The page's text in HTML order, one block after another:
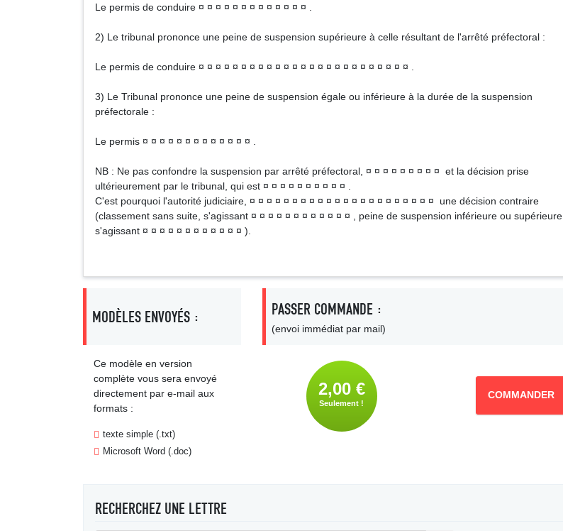
Le permis de conduire ¤ ¤ ¤ ¤ ¤ ¤ ¤ ¤ ¤ ¤ ¤ ¤ ¤ .
2) Le tribunal prononce une peine de suspension supérieure à celle résultant de l'arrêté préfectoral :
Le permis de conduire ¤ ¤ ¤ ¤ ¤ ¤ ¤ ¤ ¤ ¤ ¤ ¤ ¤ ¤ ¤ ¤ ¤ ¤ ¤ ¤ ¤ ¤ ¤ ¤ ¤ .
3) Le Tribunal prononce une peine de suspension égale ou inférieure à la durée de la suspension
préfectorale :
Le permis ¤ ¤ ¤ ¤ ¤ ¤ ¤ ¤ ¤ ¤ ¤ ¤ ¤ .
NB : Ne pas confondre la suspension par arrêté préfectoral, ¤ ¤ ¤ ¤ ¤ ¤ ¤ ¤ ¤ et la décision prise
ultérieurement par le tribunal, qui est ¤ ¤ ¤ ¤ ¤ ¤ ¤ ¤ ¤ ¤ .
C'est pourquoi l'autorité judiciaire, ¤ ¤ ¤ ¤ ¤ ¤ ¤ ¤ ¤ ¤ ¤ ¤ ¤ ¤ ¤ ¤ ¤ ¤ ¤ ¤ ¤ ¤ une décision contraire
(classement sans suite, s'agissant ¤ ¤ ¤ ¤ ¤ ¤ ¤ ¤ ¤ ¤ ¤ ¤ , peine de suspension inférieure ou supérieure
s'agissant ¤ ¤ ¤ ¤ ¤ ¤ ¤ ¤ ¤ ¤ ¤ ¤ ).
MODÈLES ENVOYÉS :
Ce modèle en version
complète vous sera envoyé
directement par e-mail aux
formats :
texte simple (.txt)
Microsoft Word (.doc)
PASSER COMMANDE :
(envoi immédiat par mail)
2,00 €
Seulement !
COMMANDER
RECHERCHEZ UNE LETTRE